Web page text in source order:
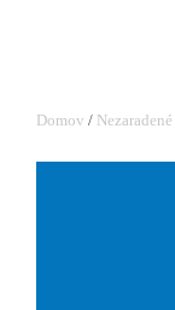
Domov / Nezaradené